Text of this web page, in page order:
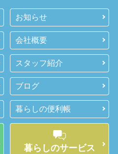
お知らせ
会社概要
スタッフ紹介
ブログ
暮らしの便利帳
暮らしのサービス